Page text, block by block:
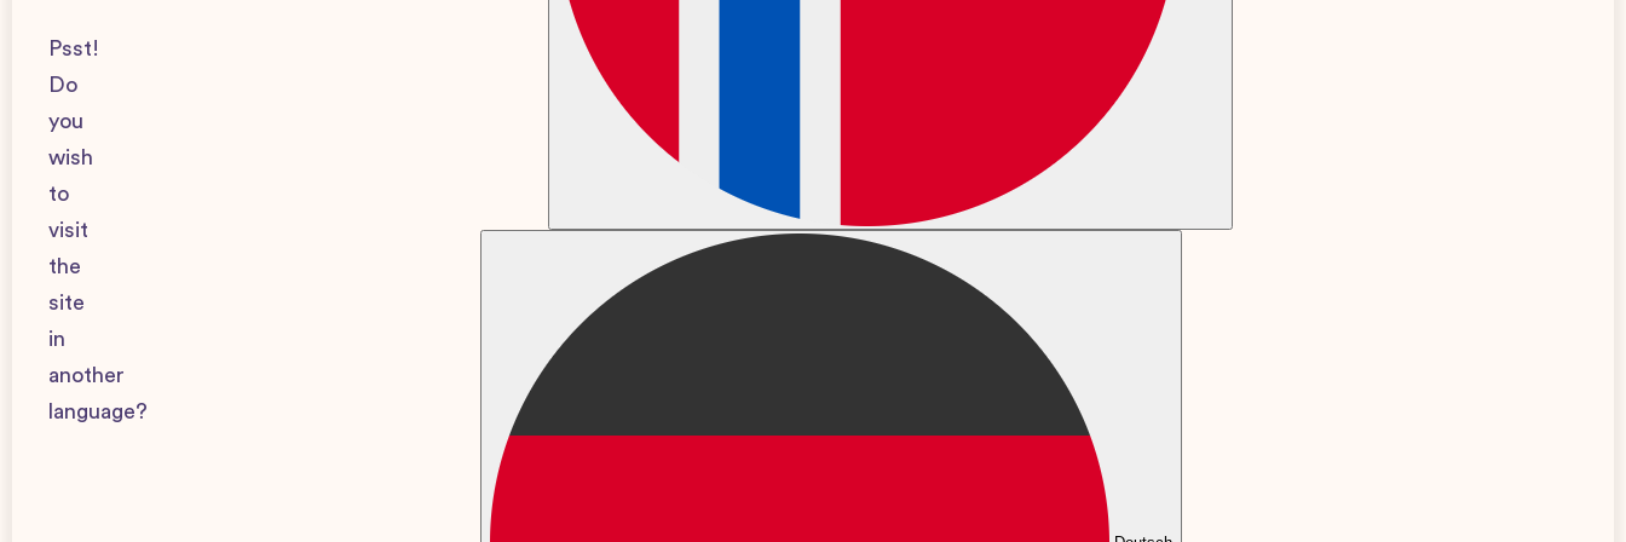
Psst!
Do
you
wish
to
visit
the
site
in
another
language?